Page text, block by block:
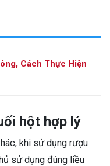
Cách Thực Hiện
hột hợp lý
khi sử dụng rượu
sử dụng đúng liều